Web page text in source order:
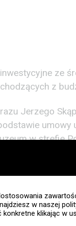
ze
z
Jerzego
umowy
w strefie
jak i
o cierpieniu,
Jezus – o
i Prymas
w naszej
klikając w